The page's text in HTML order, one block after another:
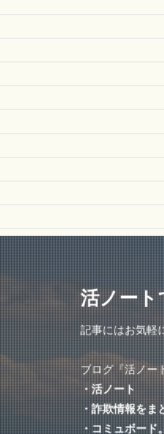
活ノート
記事にはお気軽
ブログ『活ノー
・活ノート
・詐欺情報をま
・コミュボード